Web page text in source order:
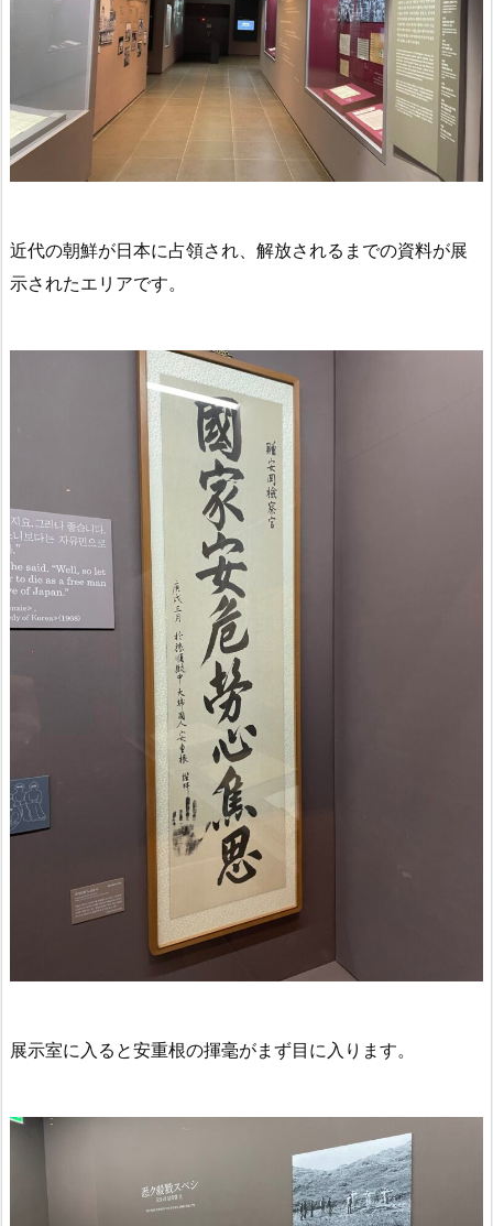
近代の朝鮮が日本に占領され、解放されるまでの資料が展
示されたエリアです。
展示室に入ると安重根の揮毫がまず目に入ります。